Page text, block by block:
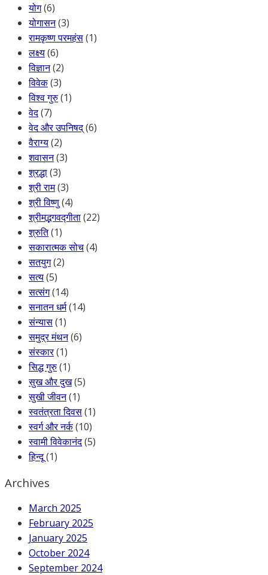
योग(6)
योगासन(3)
रामकृष्ण परमहंस(1)
लक्ष्य(6)
विज्ञान(2)
विवेक(3)
विश्व गुरु(1)
वेद(7)
वेद और उपनिषद्(6)
वैराग्य(2)
शवासन(3)
श्रद्धा(3)
श्री राम(3)
श्री विष्णु(4)
श्रीमद्भगवद्गीता(22)
श्रुति(1)
सकारात्मक सोच(4)
सतयुग(2)
सत्य(5)
सत्संग(14)
सनातन धर्म(14)
संन्यास(1)
समुद्र मंथन(6)
संस्कार(1)
सिद्ध गुरु(1)
सुख और दुख(5)
सुखी जीवन(1)
स्वतंत्रता दिवस(1)
स्वर्ग और नर्क(10)
स्वामी विवेकानंद(5)
हिन्दू(1)
Archives
March 2025
February 2025
January 2025
October 2024
September 2024